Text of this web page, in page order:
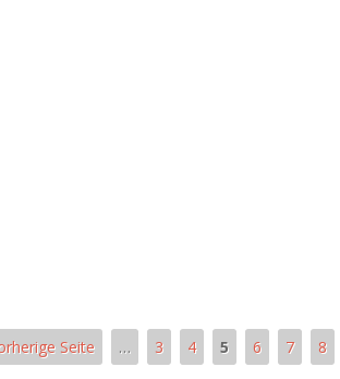
Seite … 3 4 5 6 7 8